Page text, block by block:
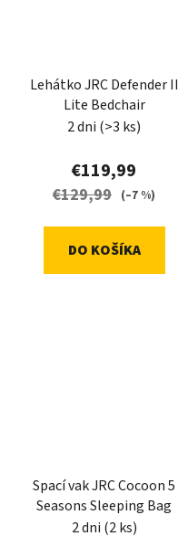
Lehátko JRC Defender II
Lite Bedchair
2 dni (>3 ks)
€119,99
€129,99 (–7 %)
DO KOŠÍKA
Spací vak JRC Cocoon 5
Seasons Sleeping Bag
2 dni (2 ks)